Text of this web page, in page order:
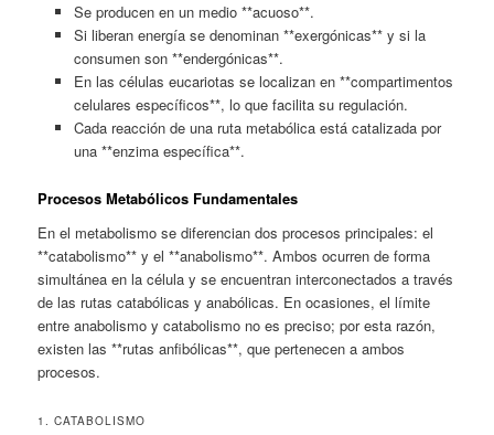
Se producen en un medio **acuoso**.
Si liberan energía se denominan **exergónicas** y si la
consumen son **endergónicas**.
En las células eucariotas se localizan en **compartimentos
celulares específicos**, lo que facilita su regulación.
Cada reacción de una ruta metabólica está catalizada por
una **enzima específica**.
Procesos Metabólicos Fundamentales
Enel metabolismo se diferencian dos procesos principales: el
**catabolismo** y el **anabolismo**. Ambos ocurren de forma
simultánea en la célula y se encuentran interconectados a través
de las rutas catabólicas y anabólicas. En ocasiones, el límite
entre anabolismo y catabolismo no es preciso; por esta razón,
existen las **rutas anfibólicas**, que pertenecen a ambos
procesos.
1. CATABOLISMO